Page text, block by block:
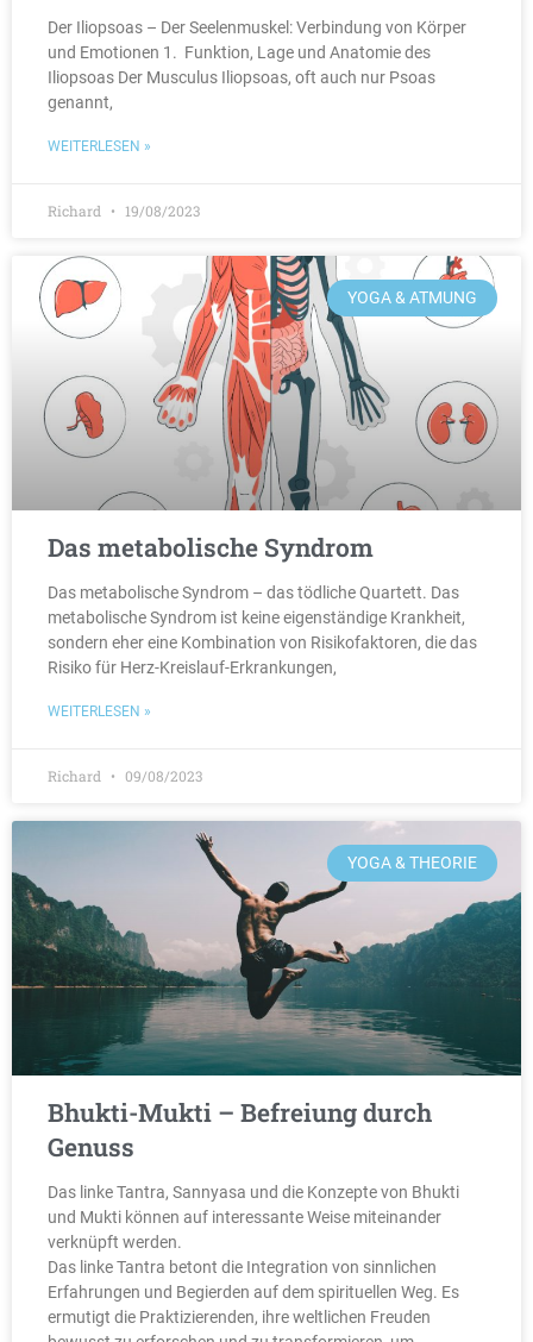
Der Iliopsoas – Der Seelenmuskel: Verbindung von Körper
und Emotionen 1. Funktion, Lage und Anatomie des
Iliopsoas Der Musculus Iliopsoas, oft auch nur Psoas
genannt,
WEITERLESEN »
Richard 19/08/2023
YOGA & ATMUNG
Das metabolische Syndrom
Das metabolische Syndrom – das tödliche Quartett. Das
metabolische Syndrom ist keine eigenständige Krankheit,
sondern eher eine Kombination von Risikofaktoren, die das
Risiko für Herz-Kreislauf-Erkrankungen,
WEITERLESEN »
Richard 09/08/2023
YOGA & THEORIE
Bhukti-Mukti – Befreiung durch
Genuss
Das linke Tantra, Sannyasa und die Konzepte von Bhukti
und Mukti können auf interessante Weise miteinander
verknüpft werden.
Das linke Tantra betont die Integration von sinnlichen
Erfahrungen und Begierden auf dem spirituellen Weg. Es
ermutigt die Praktizierenden, ihre weltlichen Freuden